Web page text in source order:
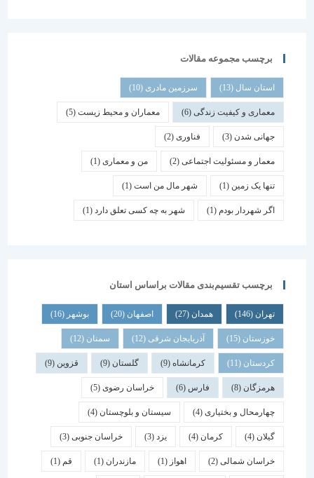
برچسب مجموعه مقالات
استان سال(13) سرزمین مادری(10)
معماری و کیفیت زندگی(6) معماران و محیط زیست(5)
جهانی شدن(3) فناوری (2)
معمار و مسئولیت اجتماعی (2) من و معماری (1)
تنها یک زمین(1) شهر مال من است(1)
اگر شهردار بودم (1) شهر به چه کسی تعلق دارد(1)
برچسب تقسیم‌بندی مقالات براساس استان
همدان اصفهان (20) بوشهر
خوزستان(15) آذربایجان شرقی(12) سمنان (12)
کردستان(11) کرمانشاه(9) گلستان (9) قزوین
هرمزگان(8) فارس خراسان رضوی(5)
چهارمحال و بختیاری (4) سیستان و بلوچستان(4)
کرمان یزد خراسان جنوبی(3)
خراسان شمالی(2) اهواز مازندران(1) قم